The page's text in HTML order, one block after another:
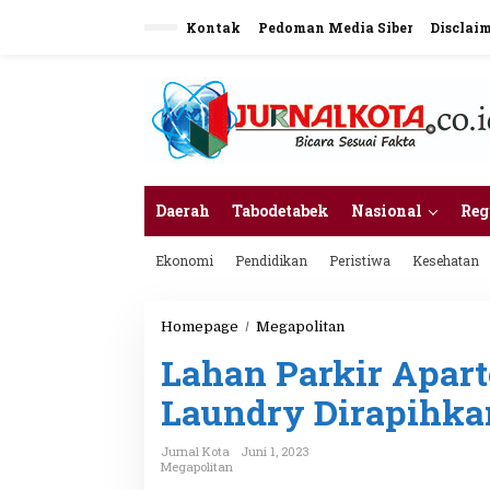
Kontak Pedoman Media Siber
Daerah Tabodetabek Nasional
Ekonomi Pendidikan Peristiwa Kesehatan
Homepage / Megapolitan
h
a
n
P
Lahan Parkir
Laundry
Jurnal Kota
Juni 1, 2023
Megapolitan